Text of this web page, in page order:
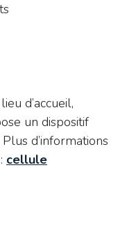
d’accueil,
un dispositif
d’informations
cellule